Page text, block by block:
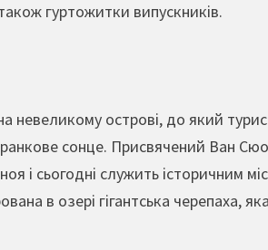
гуртожитки випускників.
невеликому острові, до який
сонце. Присвячений Ван
і сьогодні служить історичним
в озері гігантська черепаха,